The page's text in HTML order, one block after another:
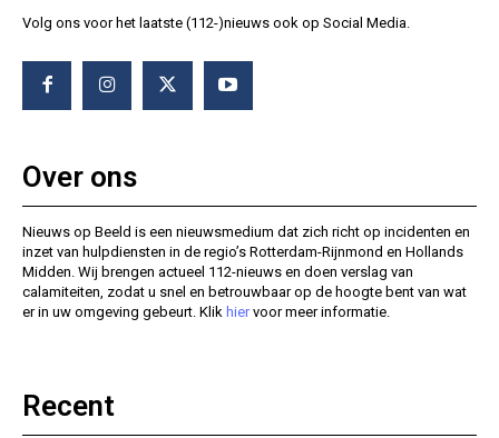
Volg ons voor het laatste (112-)nieuws ook op Social Media.
Over ons
Nieuws op Beeld is een nieuwsmedium dat zich richt op incidenten en
inzet van hulpdiensten in de regio’s Rotterdam-Rijnmond en Hollands
Midden. Wij brengen actueel 112-nieuws en doen verslag van
calamiteiten, zodat u snel en betrouwbaar op de hoogte bent van wat
er in uw omgeving gebeurt. Klik hiervoor meer informatie.
Recent